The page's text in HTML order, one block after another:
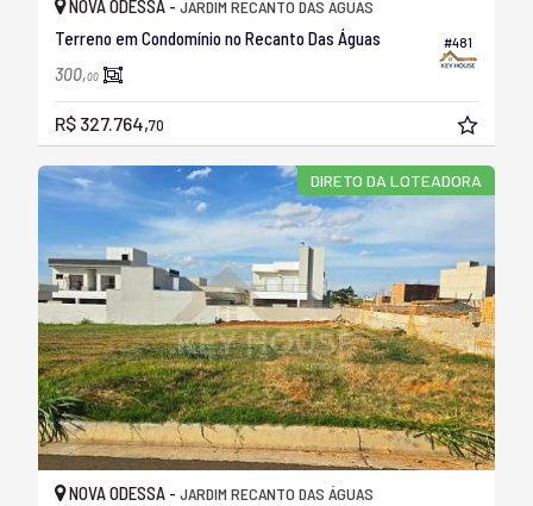
#481
NOVA ODESSA - JARDIM RECANTO DAS ÁGUAS
Terreno em Condomínio no Recanto Das Águas
300,00
R$ 327.764,70
DIRETO DA LOTEADORA
NOVA ODESSA - JARDIM RECANTO DAS ÁGUAS